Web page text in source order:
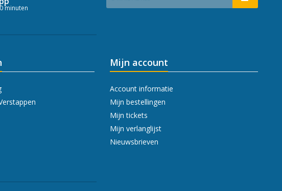
minuten
Mijn account
Account informatie
Mijn bestellingen
Mijn tickets
Mijn verlanglijst
Nieuwsbrieven